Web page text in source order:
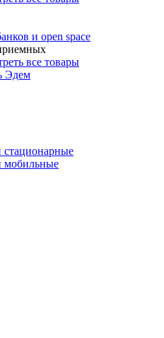
и open space
все товары
Эдем
стационарные
мобильные